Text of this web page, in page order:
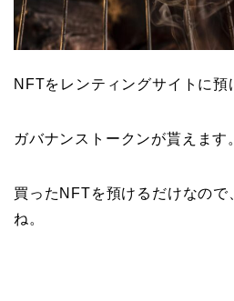
NFTをレンティングサイトに預
ガバナンストークンが貰えます
買ったNFTを預けるだけなので
ね。